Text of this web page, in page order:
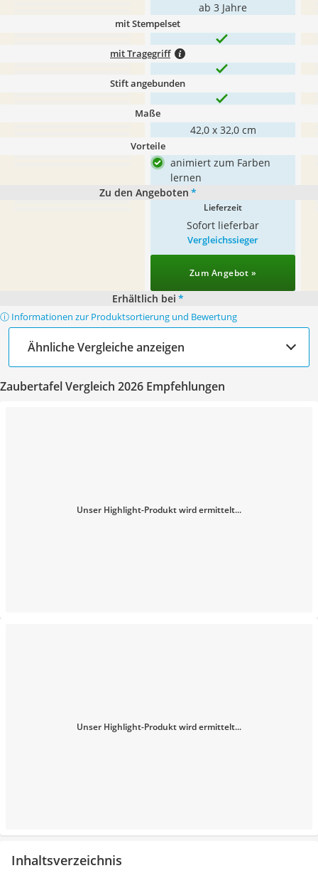
ab 3 Jahre
mit Stempelset
mit Tragegriff
Stift angebunden
Maße
42,0 x 32,0 cm
Vorteile
animiert zum Farben
lernen
Zu den Angeboten *
Lieferzeit
Sofort lieferbar
Vergleichssieger
Zum Angebot »
Erhältlich bei *
ⓘ Informationen zur Produktsortierung und Bewertung
Ähnliche Vergleiche anzeigen
Zaubertafel Vergleich 2026 Empfehlungen
Unser Highlight-Produkt wird ermittelt...
Unser Highlight-Produkt wird ermittelt...
Inhaltsverzeichnis